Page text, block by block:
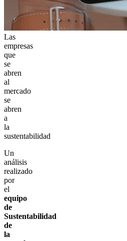
Las
empresas
que
se
abren
al
mercado
se
abren
a
la
sustentabilidad
Un
análisis
realizado
por
el
equipo
de
Sustentabilidad
de
la